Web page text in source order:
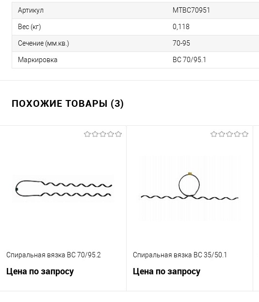
Артикул МТВС70951
Вес (кг) 0,118
Сечение (мм.кв.) 70-95
Маркировка ВС 70/95.1
ПОХОЖИЕ ТОВАРЫ (3)
Спиральная вязка ВС 70/95.2
Цена по запросу
Спиральная вязка ВС 35/50.1
Цена по запросу